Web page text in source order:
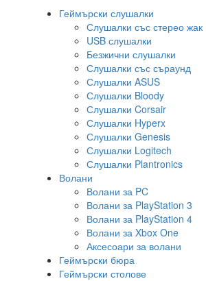
Геймърски слушалки
Слушалки със стерео жак
USB слушалки
Безжични слушалки
Слушалки със съраунд
Слушалки ASUS
Слушалки Bloody
Слушалки Corsair
Слушалки Hyperx
Слушалки Genesis
Слушалки Logitech
Слушалки Plantronics
Волани
Волани за PC
Волани за PlayStation 3
Волани за PlayStation 4
Волани за Xbox One
Аксесоари за волани
Геймърски бюра
Геймърски столове